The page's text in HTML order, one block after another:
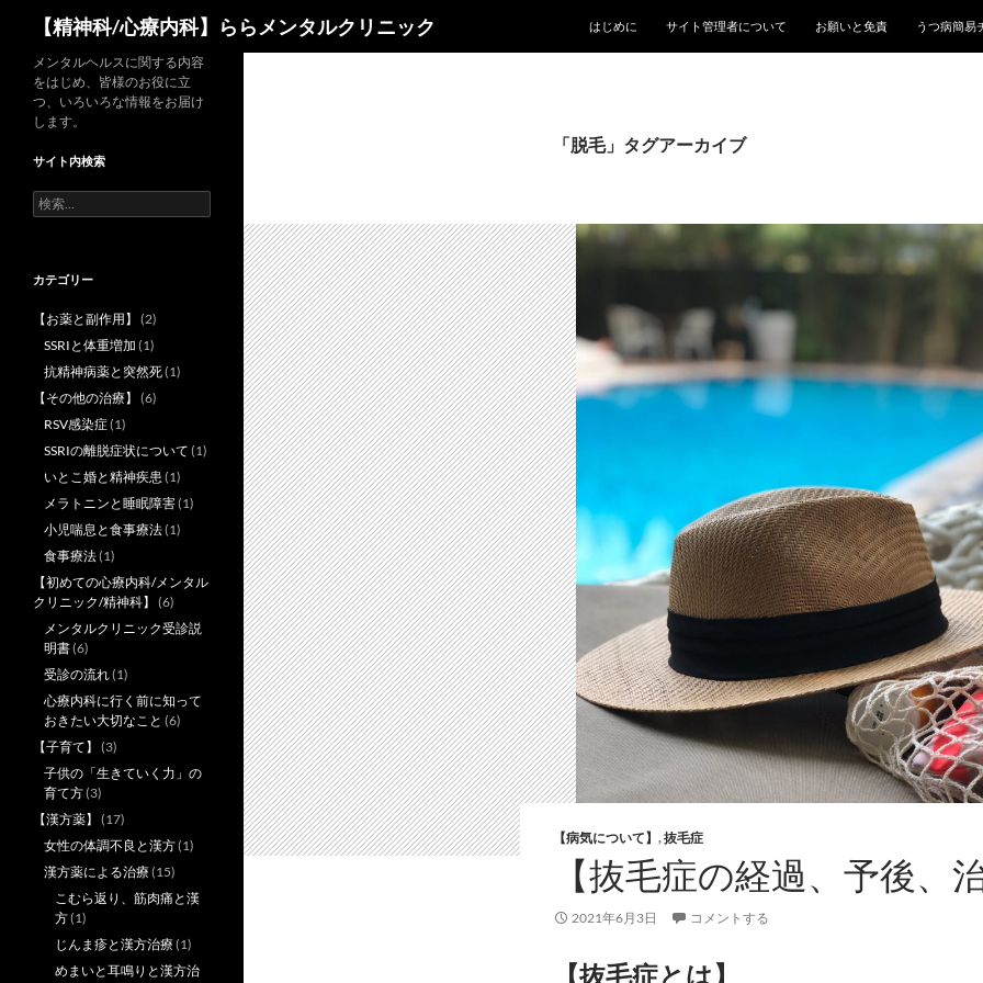
【精神科/心療内科】ららメンタルクリニック はじめに サイト管理者について お願いと免責 うつ病簡易
「脱毛」タグアーカイブ
【病気について】 ,抜毛症
【抜毛症の経過、予後、
2021年6月3日 コメントする
【抜毛症とは】
メンタルヘルスに関する内容
をはじめ、皆様のお役に立
つ、いろいろな情報をお届け
します。
サイト内検索
検
索:
カテゴリー
【お薬と副作用】
(2)
SSRIと体重増加 (1)
抗精神病薬と突然死(1)
【その他の治療】
(6)
RSV感染症(1)
SSRIの離脱症状について (1)
いとこ婚と精神疾患 (1)
メラトニンと睡眠障害(1)
小児喘息と食事療法(1)
食事療法(1)
【初めての心療内科/メンタル
クリニック/精神科】
(6)
メンタルクリニック受診説
明書(6)
受診の流れ(1)
心療内科に行く前に知って
おきたい大切なこと (6)
【子育て】
(3)
子供の「生きていく力」の
育て方(3)
【漢方薬】
(17)
女性の体調不良と漢方(1)
漢方薬による治療(15)
こむら返り、筋肉痛と漢
方(1)
じんま疹と漢方治療(1)
めまいと耳鳴りと漢方治